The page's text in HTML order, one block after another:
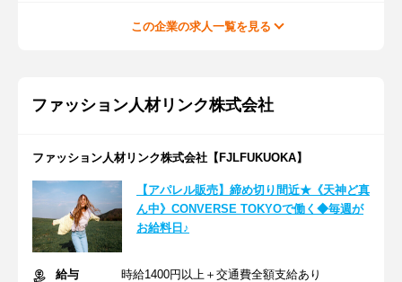
この企業の求人一覧を見る
ファッション人材リンク株式会社
ファッション人材リンク株式会社【FJLFUKUOKA】
【アパレル販売】締め切り間近★《天神ど真
ん中》CONVERSE TOKYOで働く◆毎週が
お給料日♪
給与
時給1400円以上＋交通費全額支給あり